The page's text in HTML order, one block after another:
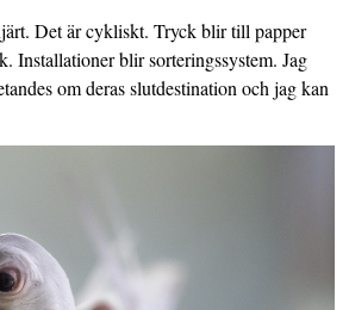
Det är cykliskt. Tryck blir till papper
Installationer blir sorteringssystem. Jag
om deras slutdestination och jag kan